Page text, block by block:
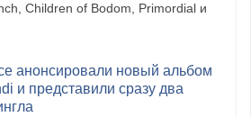
Children of Bodom, Primordial и
анонсировали новый альбом
и представили сразу два